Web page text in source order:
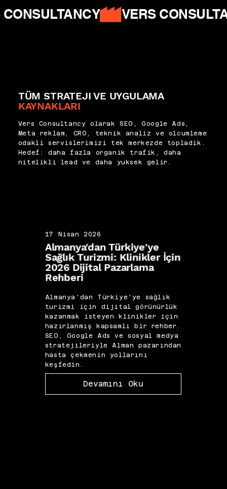
CONSULTANCY
TÜM STRATEJI VE UYGULAMA
KAYNAKLARI
Vers Consultancy olarak SEO, Google Ads,
Meta reklam, CRO, teknik analiz ve olcumleme
odakli servislerimizi tek merkezde topladik.
Hedef: daha fazla organik trafik, daha
nitelikli lead ve daha yuksek gelir.
17 Nisan 2026
Almanya'dan Türkiye'ye
Sağlık Turizmi: Klinikler İçin
2026 Dijital Pazarlama
Rehberi
Almanya'dan Türkiye'ye sağlık
turizmi için dijital görünürlük
kazanmak isteyen klinikler için
hazırlanmış kapsamlı bir rehber.
SEO, Google Ads ve sosyal medya
stratejileriyle Alman pazarından
hasta çekmenin yollarını
keşfedin.
Devamını Oku